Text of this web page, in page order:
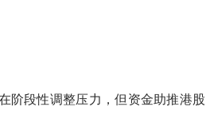
阶段性调整压力，但资金助推港股